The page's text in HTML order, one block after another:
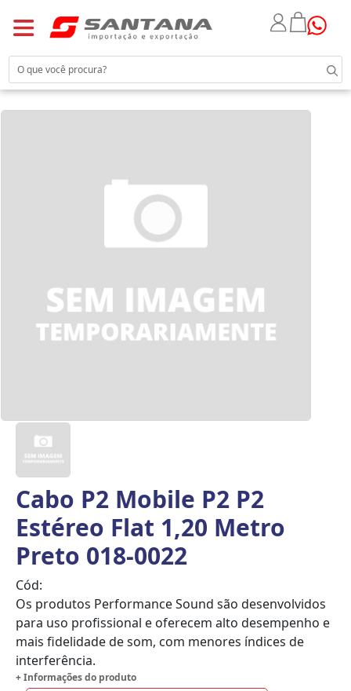
Cabo P2 Mobile P2 P2
Estéreo Flat 1,20 Metro
Preto 018-0022
Cód:
Os produtos Performance Sound são desenvolvidos
para uso profissional e oferecem alto desempenho e
mais fidelidade de som, com menores índices de
interferência.
+ Informações do produto